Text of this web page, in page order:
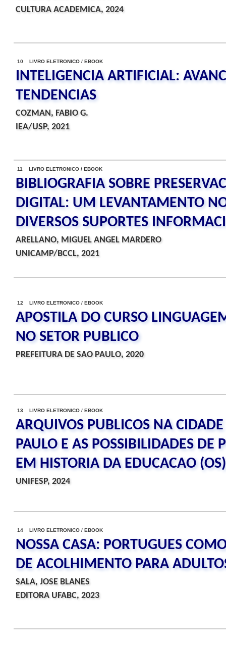
CULTURA ACADEMICA, 2024
10 LIVRO ELETRONICO / EBOOK
INTELIGENCIA ARTIFICIAL:
TENDENCIAS
COZMAN, FABIO G.
IEA/USP, 2021
11 LIVRO ELETRONICO / EBOOK
BIBLIOGRAFIA SOBRE
DIGITAL: UM LEVANTAMENTO
DIVERSOS SUPORTES
ARELLANO, MIGUEL ANGEL MARDERO
UNICAMP/BCCL, 2021
12 LIVRO ELETRONICO / EBOOK
APOSTILA DO CURSO
NO SETOR PUBLICO
PREFEITURA DE SAO PAULO, 2020
13 LIVRO ELETRONICO / EBOOK
ARQUIVOS PUBLICOS NA
PAULO E AS POSSIBILIDADES DE
EM HISTORIA DA EDUCACAO (OS)
UNIFESP, 2024
14 LIVRO ELETRONICO / EBOOK
NOSSA CASA: PORTUGUES
DE ACOLHIMENTO PARA
SALA, JOSE BLANES
EDITORA UFABC, 2023